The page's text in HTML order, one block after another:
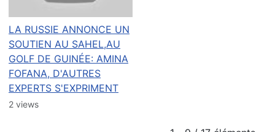
LA RUSSIE ANNONCE UN
SOUTIEN AU SAHEL,AU
GOLF DE GUINÉE: AMINA
FOFANA, D'AUTRES
EXPERTS S'EXPRIMENT
2 views